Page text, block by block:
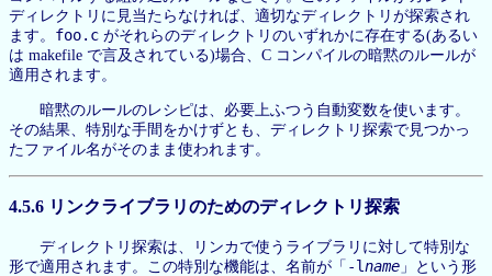
ディレクトリに見当たらなければ、適切なディレクトリが探索され
ます。 foo.c がそれらのディレクトリのいずれかに存在する(あるい
は makefile で言及されている)場合、C コンパイルの暗黙のルールが
適用されます。
暗黙のルールのレシピは、必要上ふつう自動変数を使います。
その結果、特別な手間をかけずとも、ディレクトリ探索で見つかっ
たファイル名がそのまま使われます。
4.5.6 リンクライブラリのためのディレクトリ探索
ディレクトリ探索は、リンカで使うライブラリに対して特別な
形で適用されます。この特別な機能は、名前が「 -lname 」という形